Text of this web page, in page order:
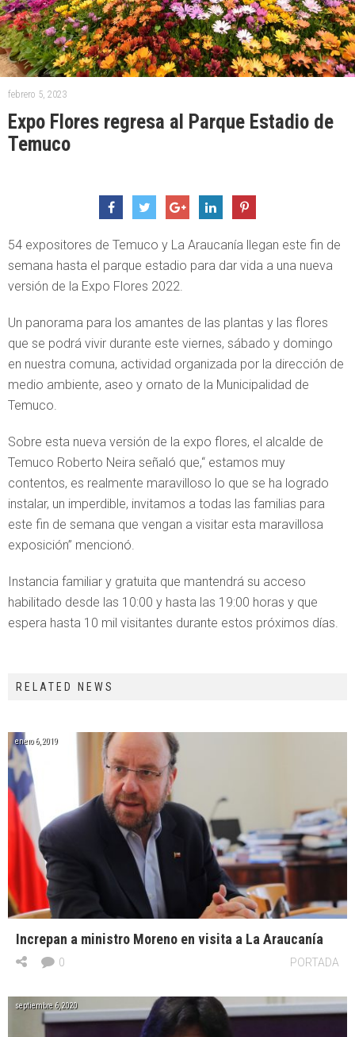
febrero 5, 2023
Expo Flores regresa al Parque Estadio de
Temuco
54 expositores de Temuco y La Araucanía llegan este fin de
semana hasta el parque estadio para dar vida a una nueva
versión de la Expo Flores 2022.
Un panorama para los amantes de las plantas y las flores
que se podrá vivir durante este viernes, sábado y domingo
en nuestra comuna, actividad organizada por la dirección de
medio ambiente, aseo y ornato de la Municipalidad de
Temuco.
Sobre esta nueva versión de la expo flores, el alcalde de
Temuco Roberto Neira señaló que,“ estamos muy
contentos, es realmente maravilloso lo que se ha logrado
instalar, un imperdible, invitamos a todas las familias para
este fin de semana que vengan a visitar esta maravillosa
exposición” mencionó.
Instancia familiar y gratuita que mantendrá su acceso
habilitado desde las 10:00 y hasta las 19:00 horas y que
espera hasta 10 mil visitantes durante estos próximos días.
RELATED NEWS
enero 6, 2019
Increpan a ministro Moreno en visita a La Araucanía
PORTADA
0
septiembre 6, 2020